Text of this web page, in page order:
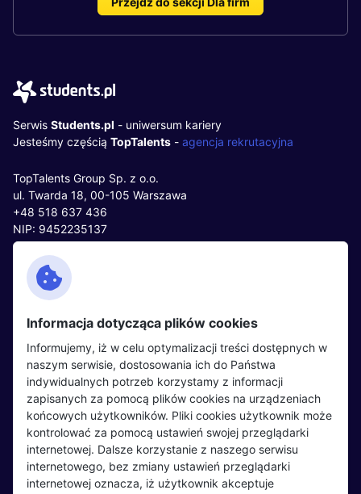
Serwis Students.pl - uniwersum kariery
Jesteśmy częścią TopTalents - agencja rekrutacyjna
TopTalents Group Sp. z o.o.
ul. Twarda 18, 00-105 Warszawa
+48 518 637 436
NIP: 9452235137
Kontakt
Facebook
Twitter
LinkedIn
Partnerzy
Wydarzenia
Kandydaci
Regulamin kandydata
Oferty pracy
Pracodawcy
Pracodawcy
Regulamin pracodawcy
Dodaj ogłoszenie
Informacja dotycząca plików cookies
Informujemy, iż w celu optymalizacji treści dostępnych w
naszym serwisie, dostosowania ich do Państwa
indywidualnych potrzeb korzystamy z informacji
zapisanych za pomocą plików cookies na urządzeniach
końcowych użytkowników. Pliki cookies użytkownik może
kontrolować za pomocą ustawień swojej przeglądarki
internetowej. Dalsze korzystanie z naszego serwisu
internetowego, bez zmiany ustawień przeglądarki
internetowej oznacza, iż użytkownik akceptuje